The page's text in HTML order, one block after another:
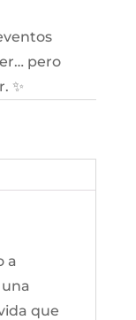
pero
✨
a
que